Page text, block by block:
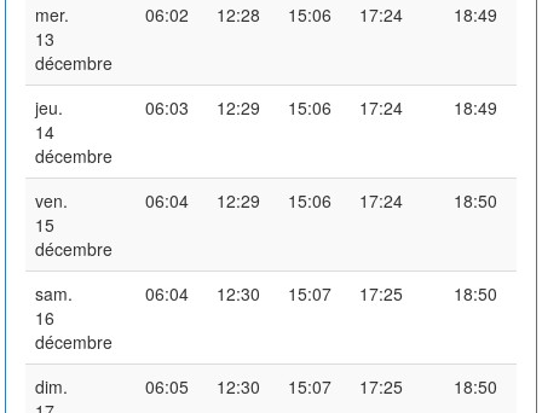
mer.
13
décembre
06:02 12:28 15:06 17:24 18:49
jeu.
14
décembre
06:03 12:29 15:06 17:24 18:49
ven.
15
décembre
06:04 12:29 15:06 17:24 18:50
sam.
16
décembre
06:04 12:30 15:07 17:25 18:50
dim.
06:05 12:30 15:07 17:25 18:50